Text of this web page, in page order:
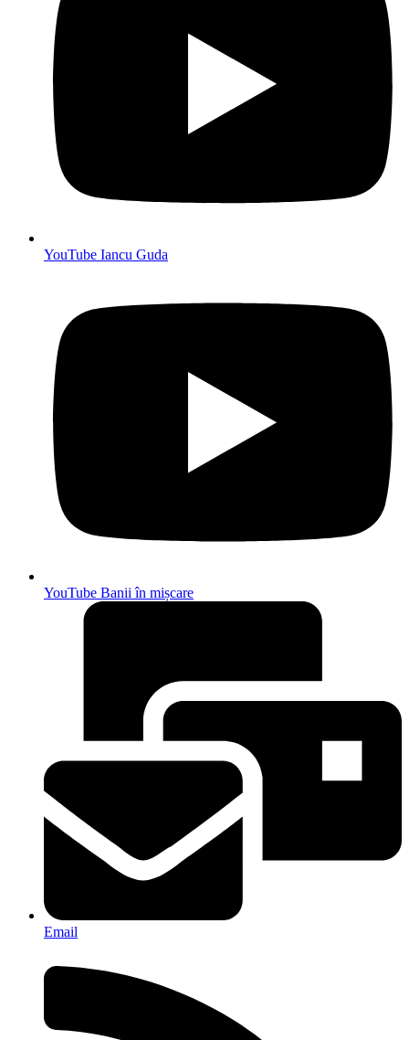
YouTube Iancu Guda
YouTube Banii în mișcare
Email